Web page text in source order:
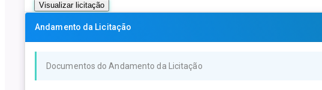
Visualizar licitação
Andamento da Licitação
Documentos do Andamento da Licitação